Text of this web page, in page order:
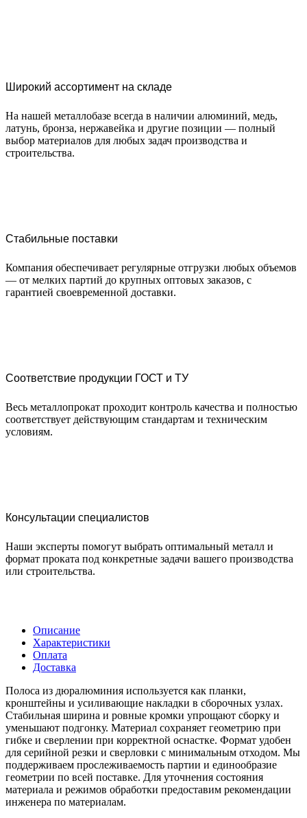
Широкий ассортимент на складе
На нашей металлобазе всегда в наличии алюминий, медь,
латунь, бронза, нержавейка и другие позиции — полный
выбор материалов для любых задач производства и
строительства.
Стабильные поставки
Компания обеспечивает регулярные отгрузки любых объемов
— от мелких партий до крупных оптовых заказов, с
гарантией своевременной доставки.
Соответствие продукции ГОСТ и ТУ
Весь металлопрокат проходит контроль качества и полностью
соответствует действующим стандартам и техническим
условиям.
Консультации специалистов
Наши эксперты помогут выбрать оптимальный металл и
формат проката под конкретные задачи вашего производства
или строительства.
Описание
Характеристики
Оплата
Доставка
Полоса из дюралюминия используется как планки,
кронштейны и усиливающие накладки в сборочных узлах.
Стабильная ширина и ровные кромки упрощают сборку и
уменьшают подгонку. Материал сохраняет геометрию при
гибке и сверлении при корректной оснастке. Формат удобен
для серийной резки и сверловки с минимальным отходом. Мы
поддерживаем прослеживаемость партии и единообразие
геометрии по всей поставке. Для уточнения состояния
материала и режимов обработки предоставим рекомендации
инженера по материалам.